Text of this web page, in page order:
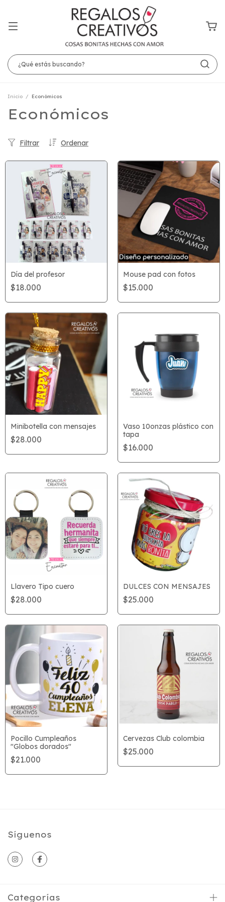
Inicio / Económicos
Económicos
Ordenar
Filtrar
Día del profesor
$18.000
Mouse pad con fotos
$15.000
Minibotella con mensajes
$28.000
Vaso 10onzas plástico con
tapa
$16.000
Llavero Tipo cuero
$28.000
DULCES CON MENSAJES
$25.000
Pocillo Cumpleaños
"Globos dorados"
$21.000
Cervezas Club colombia
$25.000
Síguenos
Categorías